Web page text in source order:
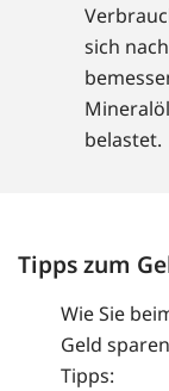
sich
belastet.
Tipps zum
Wie Sie
Geld
Tipps: